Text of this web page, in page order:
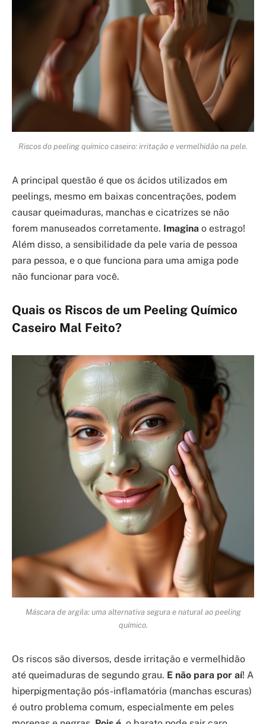
Riscos do peeling químico caseiro: irritação e vermelhidão na pele.
A principal questão é que os ácidos utilizados em
peelings, mesmo em baixas concentrações, podem
causar queimaduras, manchas e cicatrizes se não
forem manuseados corretamente. Imagina o estrago!
Além disso, a sensibilidade da pele varia de pessoa
para pessoa, e o que funciona para uma amiga pode
não funcionar para você.
Quais os Riscos de um Peeling Químico
Caseiro Mal Feito?
Máscara de argila: uma alternativa segura e natural ao peeling
químico.
Os riscos são diversos, desde irritação e vermelhidão
até queimaduras de segundo grau. E não para por aí! A
hiperpigmentação pós-inflamatória (manchas escuras)
é outro problema comum, especialmente em peles